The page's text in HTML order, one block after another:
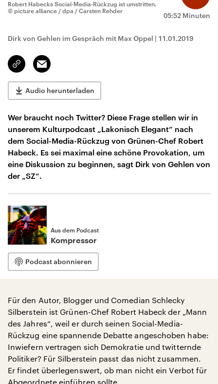
05:52 Minuten
Robert Habecks Social-Media-Rückzug ist umstritten.
© picture alliance / dpa / Carsten Rehder
Dirk von Gehlen im Gespräch mit Max Oppel | 11.01.2019
Link
kopieren/teilen
Email
Audio herunterladen
Wer braucht noch Twitter? Diese Frage stellen wir in
unserem Kulturpodcast „Lakonisch Elegant“ nach
dem Social-Media-Rückzug von Grünen-Chef Robert
Habeck. Es sei maximal eine schöne Provokation, um
eine Diskussion zu beginnen, sagt Dirk von Gehlen von
der „SZ“.
Aus dem Podcast
Kompressor
Podcast abonnieren
Für den Autor, Blogger und Comedian Schlecky
Silberstein ist Grünen-Chef Robert Habeck der „Mann
des Jahres“, weil er durch seinen Social-Media-
Rückzug eine spannende Debatte angeschoben habe:
Inwiefern vertragen sich Demokratie und twitternde
Politiker? Für Silberstein passt das nicht zusammen.
Er findet überlegenswert, ob man nicht ein Verbot für
Abgeordnete einführen sollte.